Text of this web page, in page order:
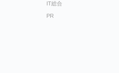
IT総合
PR